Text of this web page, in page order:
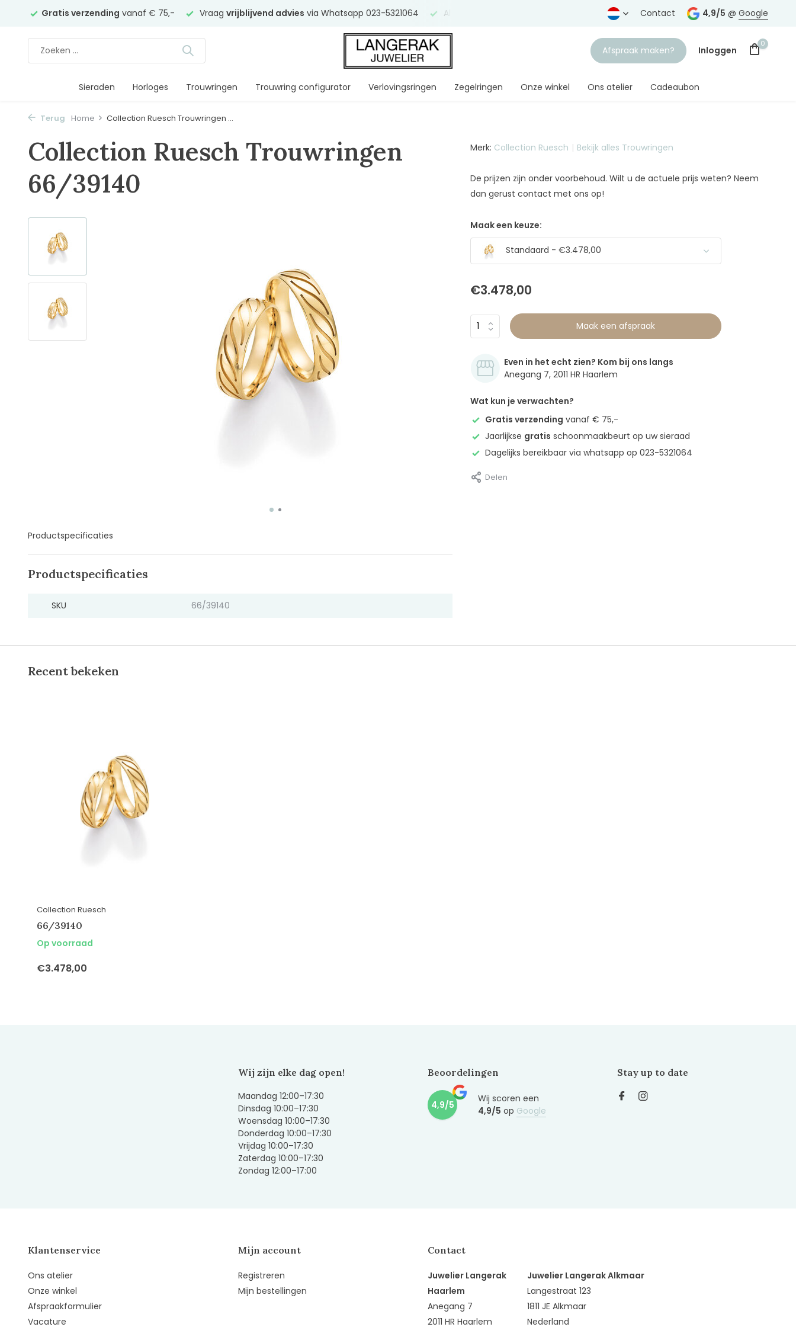
Gratis verzending vanaf € 75,- Vraag vrijblijvend advies via Whatsapp 023-5321064 Al Gratis verzending vanaf € 75,-
Contact 4,9/5 @ Google
Afspraak maken? Inloggen
0
Sieraden Horloges Trouwringen Trouwring configurator Verlovingsringen Zegelringen Onze winkel Ons atelier Cadeaubon
Terug Home Collection Ruesch Trouwringen ...
Collection Ruesch Trouwringen
66/39140
Productspecificaties
Productspecificaties
SKU 66/39140
Merk: Collection Ruesch Bekijk alles Trouwringen
De prijzen zijn onder voorbehoud. Wilt u de actuele prijs weten? Neem
dan gerust contact met ons op!
Maak een keuze:
Standaard - €3.478,00
€3.478,00
Maak een afspraak
Even in het echt zien? Kom bij ons langs
Anegang 7, 2011 HR Haarlem
Wat kun je verwachten?
Gratis verzending vanaf € 75,-
Jaarlijkse gratis schoonmaakbeurt op uw sieraad
Dagelijks bereikbaar via whatsapp op 023-5321064
Delen
Recent bekeken
Collection Ruesch
66/39140
Op voorraad
€3.478,00
Wij zijn elke dag open!
Maandag 12:00–17:30
Dinsdag 10:00–17:30
Woensdag 10:00–17:30
Donderdag 10:00–17:30
Vrijdag 10:00–17:30
Zaterdag 10:00–17:30
Zondag 12:00–17:00
Beoordelingen
4,9/5
Wij scoren een
4,9/5 op Google
Stay up to date
Klantenservice
Ons atelier
Onze winkel
Afspraakformulier
Vacature
Mijn account
Registreren
Mijn bestellingen
Contact
Juwelier Langerak
Haarlem
Anegang 7
2011 HR Haarlem
Juwelier Langerak Alkmaar
Langestraat 123
1811 JE Alkmaar
Nederland